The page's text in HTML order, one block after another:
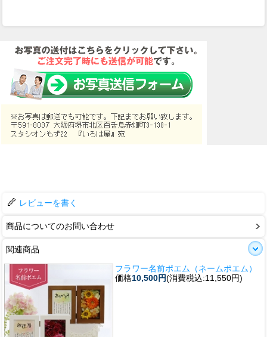
レビューを書く
商品についてのお問い合わせ
関連商品
フラワー名前ポエム（ネームポエム）
価格10,500円(消費税込:11,550円)